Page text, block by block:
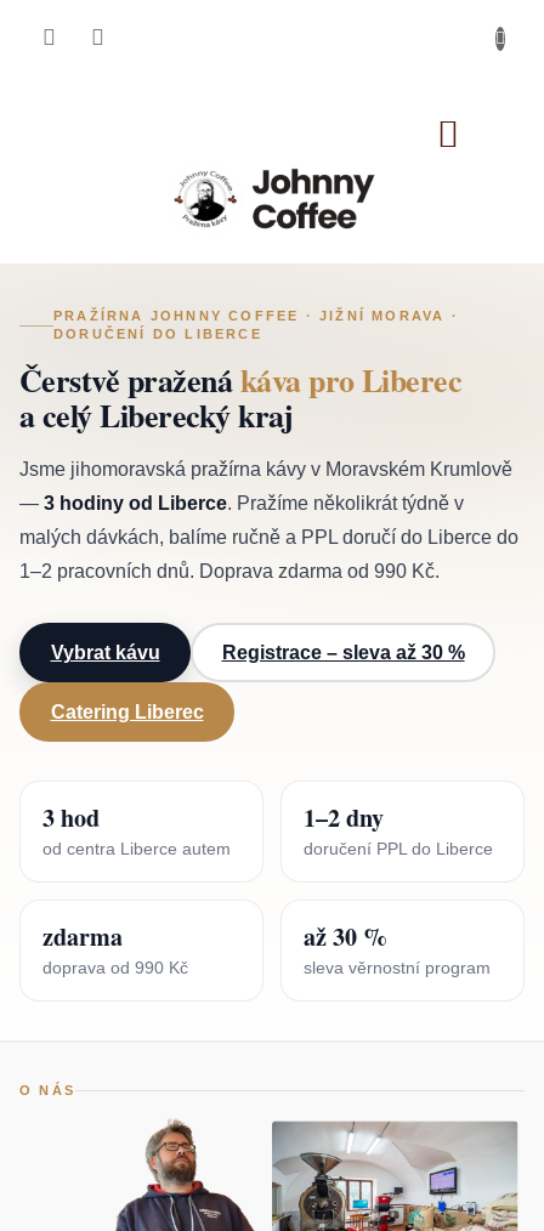
Káva Liberec
PRAŽÍRNA JOHNNY COFFEE · JIŽNÍ MORAVA ·
DORUČENÍ DO LIBERCE
Čerstvě praženákáva pro Liberec
a celý Liberecký kraj
Jsme jihomoravská pražírna kávy v Moravském Krumlově
— 3 hodiny od Liberce. Pražíme několikrát týdně v
malých dávkách, balíme ručně a PPL doručí do Liberce do
1–2 pracovních dnů. Doprava zdarma od 990 Kč.
Vybrat kávu Registrace – sleva až 30 %
Catering Liberec
3 hod
od centra Liberce autem
1–2 dny
doručení PPL do Liberce
zdarma
doprava od 990 Kč
až 30 %
sleva věrnostní program
O NÁS